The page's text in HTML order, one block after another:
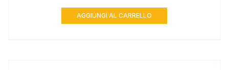
AGGIUNGI AL CARRELLO